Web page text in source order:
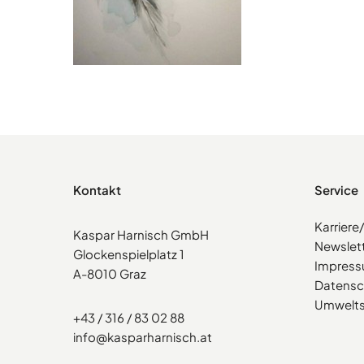
Kontakt
Kaspar Harnisch GmbH
Glockenspielplatz 1
A-8010 Graz
+43 / 316 / 83 02 88
info@kasparharnisch.at
Service